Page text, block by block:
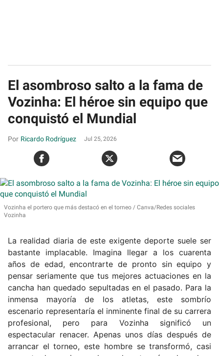
El asombroso salto a la fama de
Vozinha: El héroe sin equipo que
conquistó el Mundial
Ricardo Rodríguez Jul 25, 2026
Vozinha el portero que más destacó en el torneo
Canva/Redes sociales
Vozinha
La realidad diaria de este exigente deporte suele ser
bastante implacable. Imagina llegar a los cuarenta
años de edad, encontrarte de pronto sin equipo y
pensar seriamente que tus mejores actuaciones en la
cancha han quedado sepultadas en el pasado. Para la
inmensa mayoría de los atletas, este sombrío
escenario representaría el inminente final de su carrera
profesional, pero para Vozinha significó un
espectacular renacer. Apenas unos días después de
arrancar el torneo, este hombre se transformó, casi